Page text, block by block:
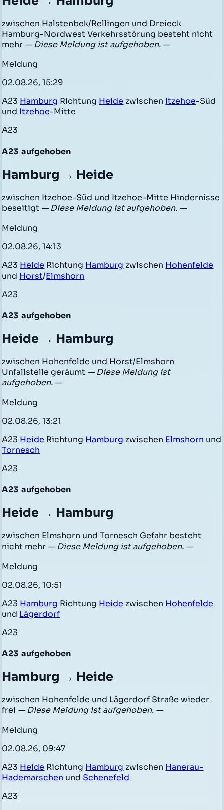
zwischen Halstenbek/Rellingen und Dreieck
Hamburg-Nordwest Verkehrsstörung besteht nicht
mehr — Diese Meldung ist aufgehoben. —
Meldung
02.08.26, 15:29
A23 Hamburg Richtung Heide zwischen Itzehoe-Süd
und Itzehoe-Mitte
A23
A23 aufgehoben
Hamburg → Heide
zwischen Itzehoe-Süd und Itzehoe-Mitte Hindernisse
beseitigt — Diese Meldung ist aufgehoben. —
Meldung
02.08.26, 14:13
A23 Heide Richtung Hamburg zwischen Hohenfelde
und Horst/Elmshorn
A23
A23 aufgehoben
Heide → Hamburg
zwischen Hohenfelde und Horst/Elmshorn
Unfallstelle geräumt — Diese Meldung ist
aufgehoben. —
Meldung
02.08.26, 13:21
A23 Heide Richtung Hamburg zwischen Elmshorn und
Tornesch
A23
A23 aufgehoben
Heide → Hamburg
zwischen Elmshorn und Tornesch Gefahr besteht
nicht mehr — Diese Meldung ist aufgehoben. —
Meldung
02.08.26, 10:51
A23 Hamburg Richtung Heide zwischen Hohenfelde
und Lägerdorf
A23
A23 aufgehoben
Hamburg → Heide
zwischen Hohenfelde und Lägerdorf Straße wieder
frei — Diese Meldung ist aufgehoben. —
Meldung
02.08.26, 09:47
A23 Heide Richtung Hamburg zwischen Hanerau-
Hademarschen und Schenefeld
A23